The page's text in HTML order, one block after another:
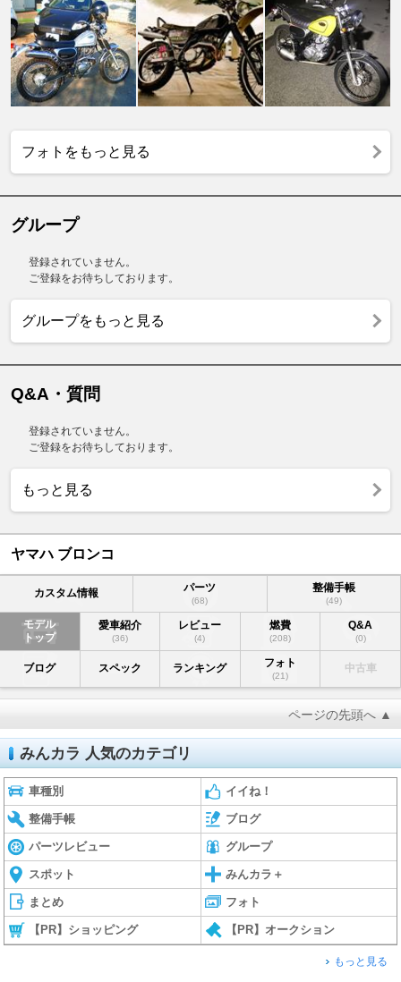
フォトをもっと見る
グループ
登録されていません。
ご登録をお待ちしております。
グループをもっと見る
Q&A・質問
登録されていません。
ご登録をお待ちしております。
もっと見る
ヤマハ ブロンコ
カスタム情報 パーツ
(68)
整備手帳
(49)
モデル
トップ
愛車紹介
(36)
レビュー
(4)
燃費
(208)
Q&A
(0)
ブログ スペック ランキング フォト
(21)
中古車
ページの先頭へ ▲
みんカラ 人気のカテゴリ
車種別 イイね！
整備手帳 ブログ
パーツレビュー グループ
スポット みんカラ＋
まとめ フォト
【PR】ショッピング 【PR】オークション
もっと見る